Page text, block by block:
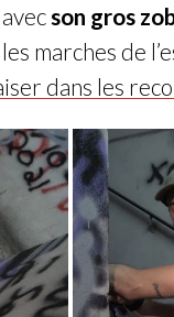
son gros
marches de
dans les